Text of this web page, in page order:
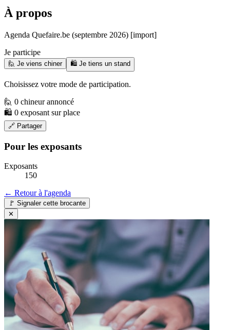
À propos
Agenda Quefaire.be (septembre 2026) [import]
Je participe
🙋 Je viens chiner 🛍️ Je tiens un stand
Choisissez votre mode de participation.
🙋 0 chineur annoncé
🛍️ 0 exposant sur place
🔗 Partager
Pour les exposants
Exposants
150
← Retour à l'agenda
🚩 Signaler cette brocante
✕